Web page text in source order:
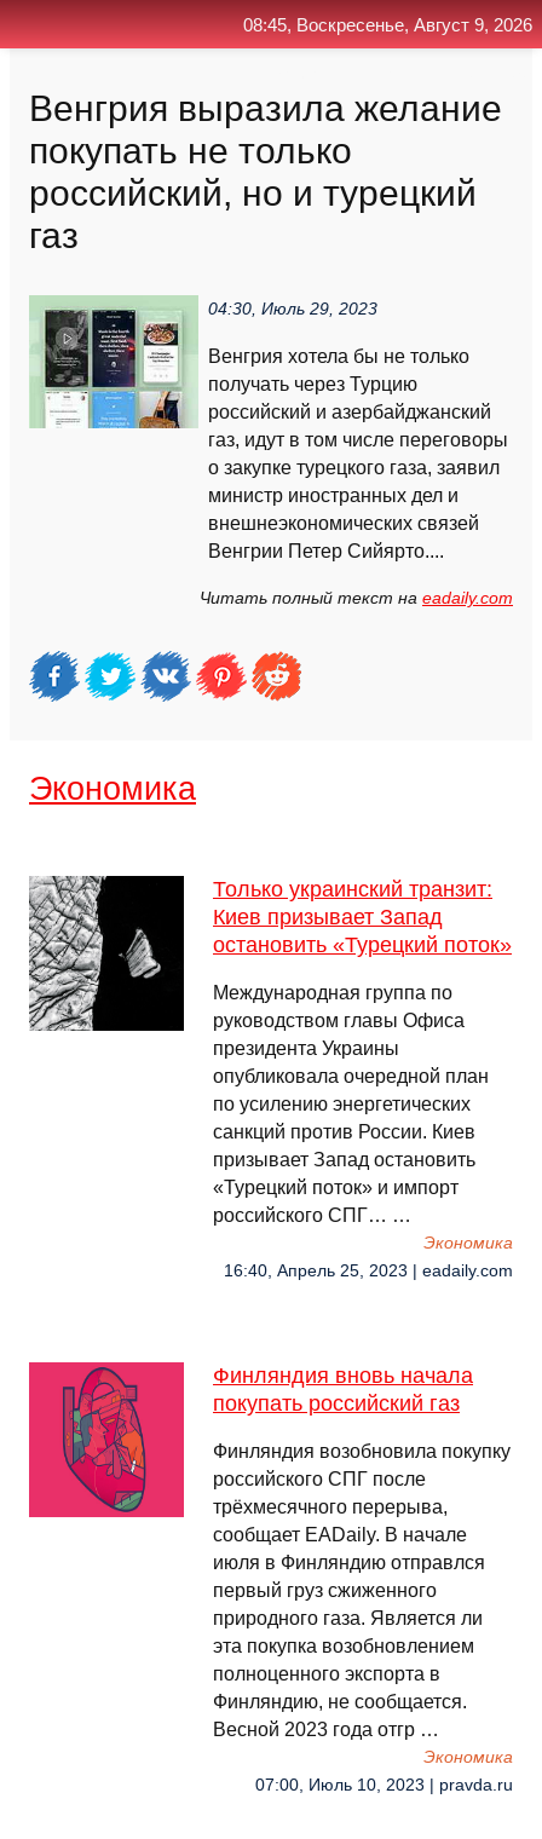
Венгрия выразила желание
покупать не только
российский, но и турецкий
газ
04:30, Июль 29, 2023
Венгрия хотела бы не только
получать через Турцию
российский и азербайджанский
газ, идут в том числе переговоры
о закупке турецкого газа, заявил
министр иностранных дел и
внешнеэкономических связей
Венгрии Петер Сийярто....
Читать полный текст на eadaily.com
Экономика
Только украинский транзит:
Киев призывает Запад
остановить «Турецкий поток»
Международная группа по
руководством главы Офиса
президента Украины
опубликовала очередной план
по усилению энергетических
санкций против России. Киев
призывает Запад остановить
«Турецкий поток» и импорт
российского СПГ… …
Экономика
16:40, Апрель 25, 2023 | eadaily.com
Финляндия вновь начала
покупать российский газ
Финляндия возобновила покупку
российского СПГ после
трёхмесячного перерыва,
сообщает EADaily. В начале
июля в Финляндию отправлся
первый груз сжиженного
природного газа. Является ли
эта покупка возобновлением
полноценного экспорта в
Финляндию, не сообщается.
Весной 2023 года отгр …
Экономика
07:00, Июль 10, 2023 | pravda.ru
08:45, Воскресенье, Август 9, 2026